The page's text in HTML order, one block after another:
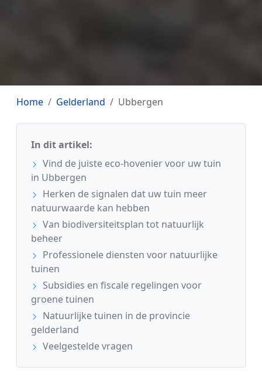
Home Gelderland Ubbergen
In dit artikel:
Vind de juiste eco-hovenier voor uw tuin
in Ubbergen
Herken de signalen dat uw tuin meer
natuurwaarde kan hebben
Van biodiversiteitsplan tot natuurlijk
beheer
Professionele diensten voor natuurlijke
tuinen
Subsidies en fiscale regelingen voor
groene tuinen
Natuurlijke tuinen in de provincie
gelderland
Veelgestelde vragen